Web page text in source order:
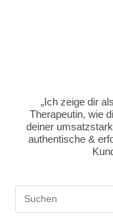
„Ich zeige dir
Therapeutin, wie
deiner
authentische &